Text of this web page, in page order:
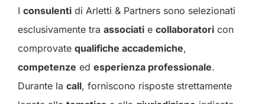
I consulenti di Arletti & Partners sono selezionati
esclusivamente tra associati e collaboratori con
comprovate qualifiche accademiche,
competenze ed esperienza professionale.
Durante la call, forniscono risposte strettamente